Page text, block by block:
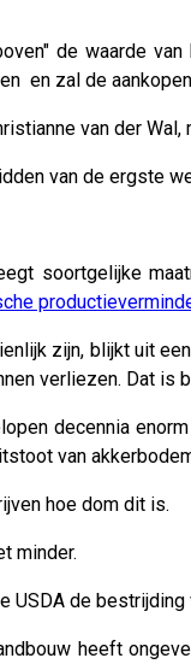
de waarde
en zal de
van der
van de ergste
soortgelijke
zijn, blijkt uit
verliezen. Dat is
decennia
van
hoe dom dit is.
minder.
USDA de
heeft